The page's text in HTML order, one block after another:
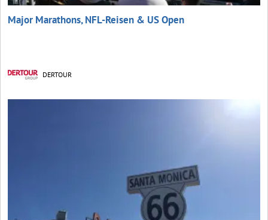
Major Marathons, NFL-Reisen & US Open
DERTOUR